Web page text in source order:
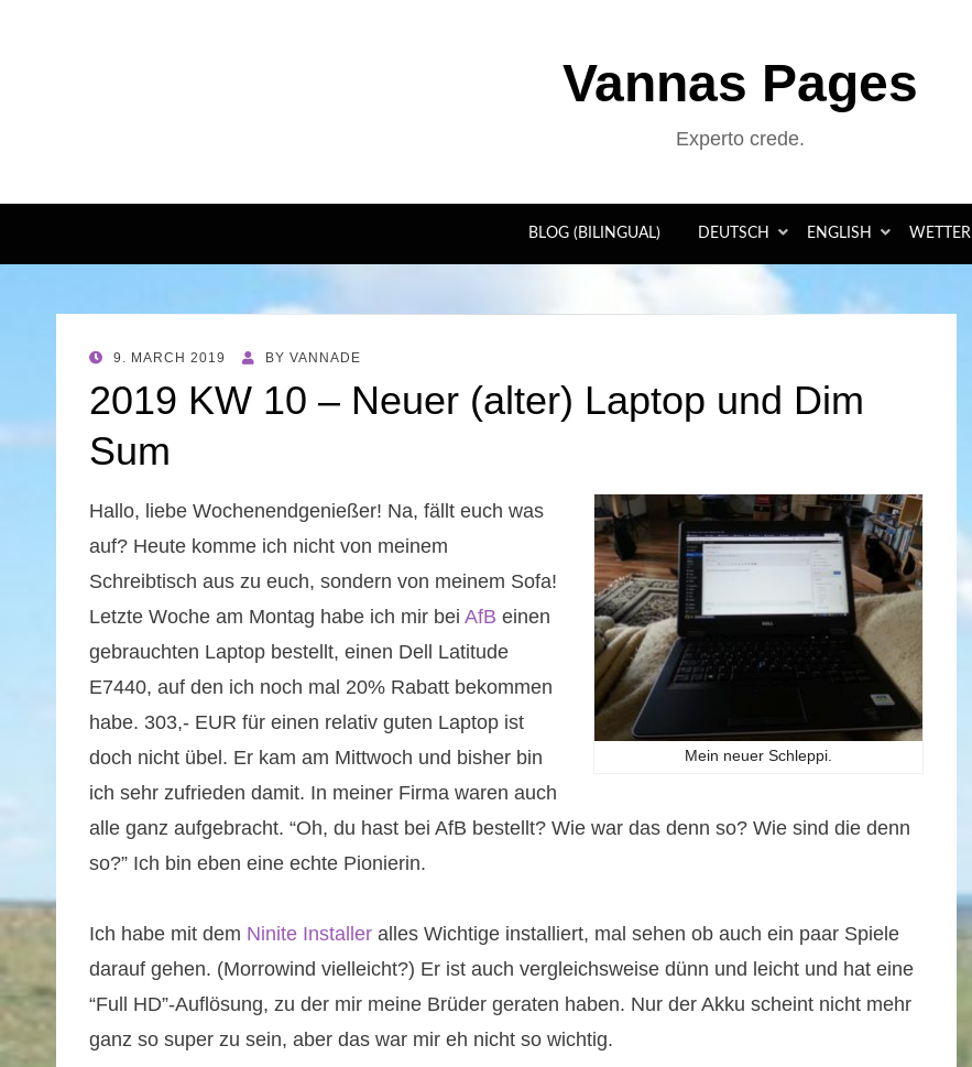
Vannas Pages
Experto crede.
BLOG (BILINGUAL) DEUTSCH ENGLISH WETTER
POSTED
9. MARCH 2019 BY VANNADE
2019 KW 10 – Neuer (alter) Laptop und Dim
Sum
Mein neuer Schleppi.
Hallo, liebe Wochenendgenießer! Na, fällt euch was
auf? Heute komme ich nicht von meinem
Schreibtisch aus zu euch, sondern von meinem Sofa!
Letzte Woche am Montag habe ich mir bei AfB einen
gebrauchten Laptop bestellt, einen Dell Latitude
E7440, auf den ich noch mal 20% Rabatt bekommen
habe. 303,- EUR für einen relativ guten Laptop ist
doch nicht übel. Er kam am Mittwoch und bisher bin
ich sehr zufrieden damit. In meiner Firma waren auch
alle ganz aufgebracht. “Oh, du hast bei AfB bestellt? Wie war das denn so? Wie sind die denn
so?” Ich bin eben eine echte Pionierin.
Ich habe mit dem Ninite Installer alles Wichtige installiert, mal sehen ob auch ein paar Spiele
darauf gehen. (Morrowind vielleicht?) Er ist auch vergleichsweise dünn und leicht und hat eine
“Full HD”-Auflösung, zu der mir meine Brüder geraten haben. Nur der Akku scheint nicht mehr
ganz so super zu sein, aber das war mir eh nicht so wichtig.